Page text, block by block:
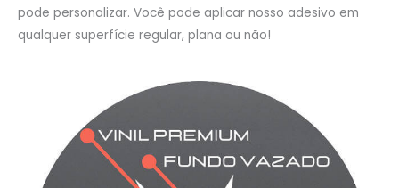
pode personalizar. Você pode aplicar nosso adesivo em
qualquer superfície regular, plana ou não!